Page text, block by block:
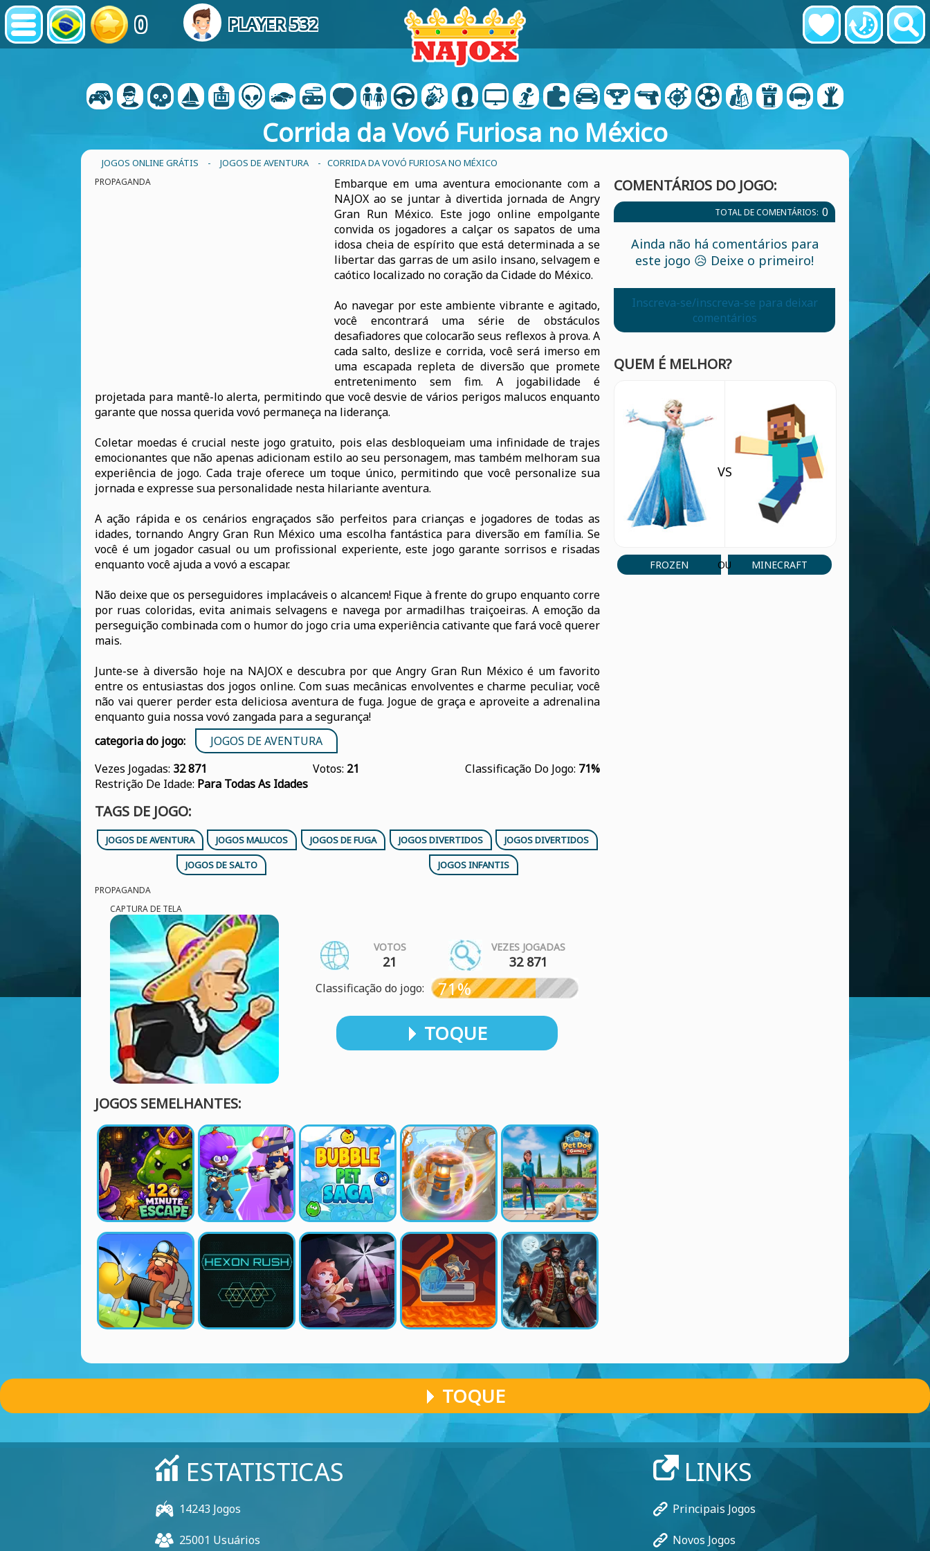
0 PLAYER 532
Corrida da Vovó Furiosa no México
JOGOS ONLINE GRÁTIS - JOGOS DE AVENTURA - CORRIDA DA VOVÓ FURIOSA NO MÉXICO
PROPAGANDA
Embarque em uma aventura emocionante com a
NAJOX ao se juntar à divertida jornada de Angry
Gran Run México. Este jogo online empolgante
convida os jogadores a calçar os sapatos de uma
idosa cheia de espírito que está determinada a se
libertar das garras de um asilo insano, selvagem e
caótico localizado no coração da Cidade do México.
Ao navegar por este ambiente vibrante e agitado,
você encontrará uma série de obstáculos
desafiadores que colocarão seus reflexos à prova. A
cada salto, deslize e corrida, você será imerso em
uma escapada repleta de diversão que promete
entretenimento sem fim. A jogabilidade é
projetada para mantê-lo alerta, permitindo que você desvie de vários perigos malucos enquanto
garante que nossa querida vovó permaneça na liderança.
Coletar moedas é crucial neste jogo gratuito, pois elas desbloqueiam uma infinidade de trajes
emocionantes que não apenas adicionam estilo ao seu personagem, mas também melhoram sua
experiência de jogo. Cada traje oferece um toque único, permitindo que você personalize sua
jornada e expresse sua personalidade nesta hilariante aventura.
A ação rápida e os cenários engraçados são perfeitos para crianças e jogadores de todas as
idades, tornando Angry Gran Run México uma escolha fantástica para diversão em família. Se
você é um jogador casual ou um profissional experiente, este jogo garante sorrisos e risadas
enquanto você ajuda a vovó a escapar.
Não deixe que os perseguidores implacáveis o alcancem! Fique à frente do grupo enquanto corre
por ruas coloridas, evita animais selvagens e navega por armadilhas traiçoeiras. A emoção da
perseguição combinada com o humor do jogo cria uma experiência cativante que fará você querer
mais.
Junte-se à diversão hoje na NAJOX e descubra por que Angry Gran Run México é um favorito
entre os entusiastas dos jogos online. Com suas mecânicas envolventes e charme peculiar, você
não vai querer perder esta deliciosa aventura de fuga. Jogue de graça e aproveite a adrenalina
enquanto guia nossa vovó zangada para a segurança!
categoria do jogo:
JOGOS DE AVENTURA
Vezes Jogadas: 32 871 Votos: 21 Classificação Do Jogo: 71%
Restrição De Idade: Para Todas As Idades
TAGS DE JOGO:
JOGOS DE AVENTURA JOGOS MALUCOS JOGOS DE FUGA JOGOS DIVERTIDOS
JOGOS DIVERTIDOS
JOGOS DE SALTO
JOGOS INFANTIS
PROPAGANDA
CAPTURA DE TELA
VOTOS
21
VEZES JOGADAS
32 871
Classificação do jogo: 71%
TOQUE
JOGOS SEMELHANTES:
COMENTÁRIOS DO JOGO:
TOTAL DE COMENTÁRIOS: 0
Ainda não há comentários para
este jogo 😥 Deixe o primeiro!
Inscreva-se/inscreva-se para deixar
comentários
QUEM É MELHOR?
FROZEN
VS
OU MINECRAFT
TOQUE
ESTATISTICAS
14243 Jogos
25001 Usuários
LINKS
Principais Jogos
Novos Jogos